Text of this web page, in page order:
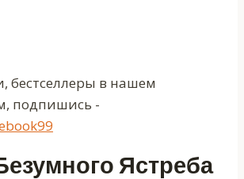
бестселлеры в нашем
подпишись -
Ястреба